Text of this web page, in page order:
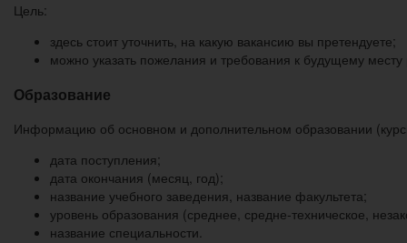
Цель:
здесь стоит уточнить, на какую вакансию вы претендуете;
можно указать пожелания и требования к будущему
Образование
Информацию об основном и дополнительном образовании
дата поступления;
дата окончания (месяц, год);
название учебного заведения, название факультета;
уровень образования (среднее, средне-техническое,
название специальности.